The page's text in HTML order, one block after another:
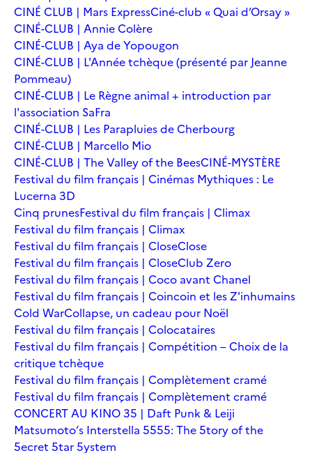
CINÉ CLUB | Mars ExpressCiné-club « Quai d’Orsay »
CINÉ-CLUB | Annie Colère
CINÉ-CLUB | Aya de Yopougon
CINÉ-CLUB | L'Année tchèque (présenté par Jeanne
Pommeau)
CINÉ-CLUB | Le Règne animal + introduction par
l'association SaFra
CINÉ-CLUB | Les Parapluies de Cherbourg
CINÉ-CLUB | Marcello Mio
CINÉ-CLUB | The Valley of the BeesCINÉ-MYSTÈRE
Festival du film français | Cinémas Mythiques : Le
Lucerna 3D
Cinq prunesFestival du film français | Climax
Festival du film français | Climax
Festival du film français | CloseClose
Festival du film français | CloseClub Zero
Festival du film français | Coco avant Chanel
Festival du film français | Coincoin et les Z'inhumains
Cold WarCollapse, un cadeau pour Noël
Festival du film français | Colocataires
Festival du film français | Compétition – Choix de la
critique tchèque
Festival du film français | Complètement cramé
Festival du film français | Complètement cramé
CONCERT AU KINO 35 | Daft Punk & Leiji
Matsumoto’s Interstella 5555: The 5tory of the
5ecret 5tar 5ystem